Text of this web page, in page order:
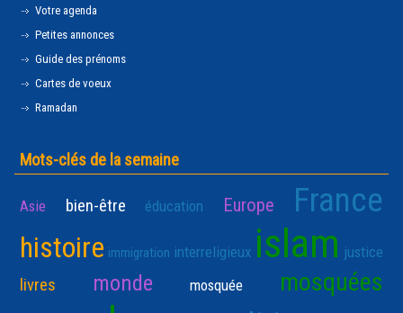
Votre agenda
Petites annonces
Guide des prénoms
Cartes de voeux
Ramadan
Mots-clés de la semaine
Asie bien-être éducation Europe France
histoire immigration interreligieux islam justice
livres monde mosquée mosquées